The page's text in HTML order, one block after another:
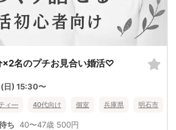
×2名のプチお見合い婚活♡
日) 15:30〜
ィ― 40代向け 個室 兵庫県 明石市
ち 40〜47歳 500円